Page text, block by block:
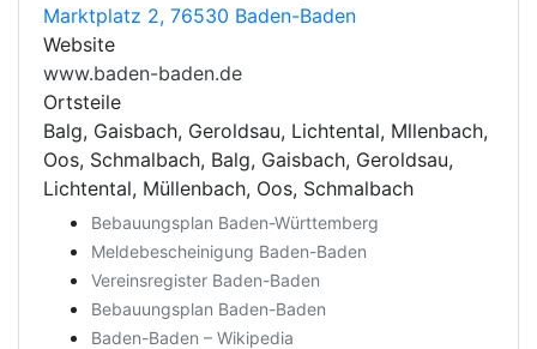
Marktplatz 2, 76530 Baden-Baden
Website
www.baden-baden.de
Ortsteile
Balg, Gaisbach, Geroldsau, Lichtental, Mllenbach,
Oos, Schmalbach, Balg, Gaisbach, Geroldsau,
Lichtental, Müllenbach, Oos, Schmalbach
Bebauungsplan Baden-Württemberg
Meldebescheinigung Baden-Baden
Vereinsregister Baden-Baden
Bebauungsplan Baden-Baden
Baden-Baden – Wikipedia